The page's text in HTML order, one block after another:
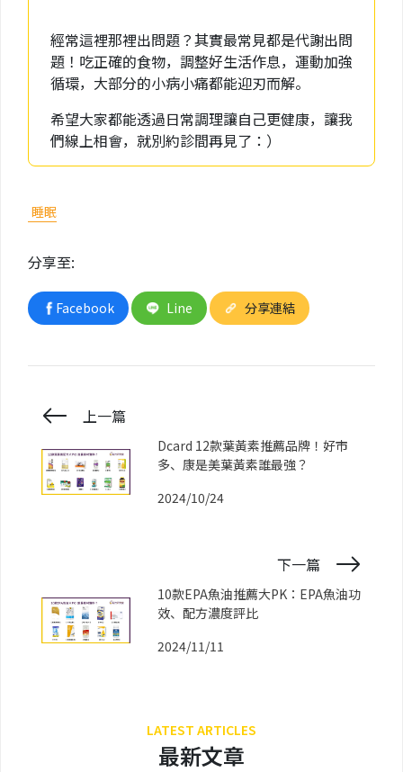
經常這裡那裡出問題？其實最常見都是代謝出問
題！吃正確的食物，調整好生活作息，運動加強
循環，大部分的小病小痛都能迎刃而解。
希望大家都能透過日常調理讓自己更健康，讓我
們線上相會，就別約診間再見了：）
睡眠
分享至:
Facebook Line 分享連結
上一篇
Dcard 12款葉黃素推薦品牌！好市
多、康是美葉黃素誰最強？
2024/10/24
下一篇
10款EPA魚油推薦大PK：EPA魚油功
效、配方濃度評比
2024/11/11
LATEST ARTICLES
最新文章